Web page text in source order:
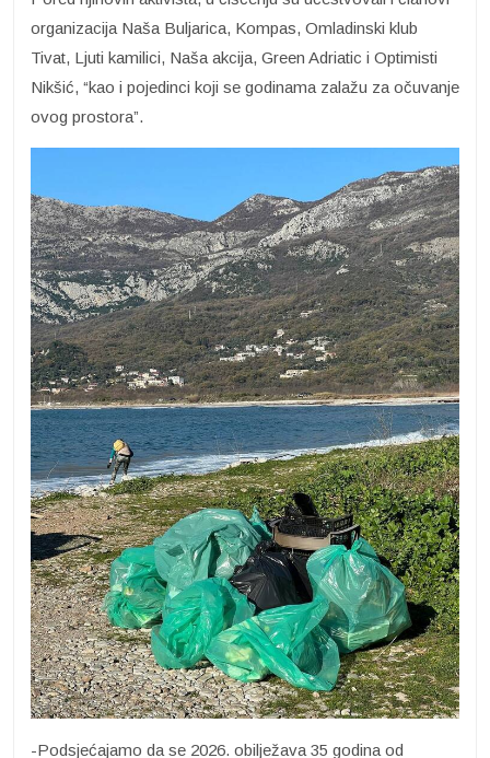
organizacija Naša Buljarica, Kompas, Omladinski klub
Tivat, Ljuti kamilici, Naša akcija, Green Adriatic i Optimisti
Nikšić, “kao i pojedinci koji se godinama zalažu za očuvanje
ovog prostora”.
-Podsjećajamo da se 2026. obilježava 35 godina od